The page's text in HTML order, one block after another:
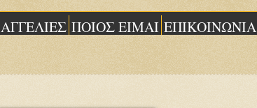
ΑΓΓΕΛΙΕΣ ΠΟΙΟΣ ΕΙΜΑΙ ΕΠΙΚΟΙΝΩΝΙΑ